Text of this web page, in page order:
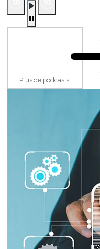
Plus de podcasts